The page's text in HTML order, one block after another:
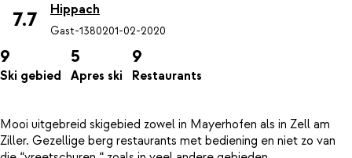
7.7 Hippach
Gast-1380201-02-2020
9
Ski gebied
5
Apres ski
9
Restaurants
Mooi uitgebreid skigebied zowel in Mayerhofen als in Zell am
Ziller. Gezellige berg restaurants met bediening en niet zo van